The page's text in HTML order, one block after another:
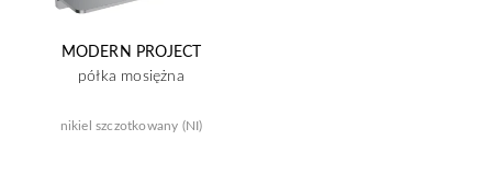
MODERN PROJECT
półka mosiężna
nikiel szczotkowany (NI)